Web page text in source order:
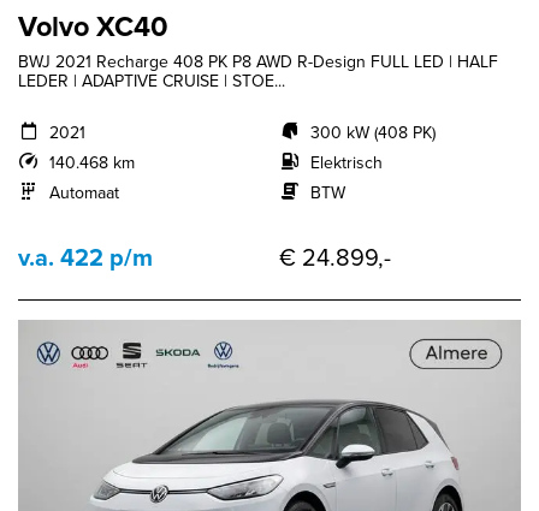
Volvo XC40
BWJ 2021 Recharge 408 PK P8 AWD R-Design FULL LED | HALF
LEDER | ADAPTIVE CRUISE | STOE...
2021
140.468 km
Automaat
300 kW (408 PK)
Elektrisch
BTW
v.a. 422 p/m € 24.899,-